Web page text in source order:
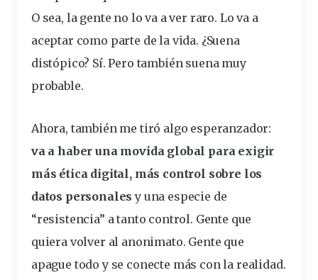
O sea, la gente no lo va a ver raro. Lo va a
aceptar como parte de la vida. ¿Suena
distópico? Sí. Pero también suena muy
probable.
Ahora, también me tiró algo esperanzador:
va a haber una movida global para exigir
más ética digital, más control sobre los
datos personales y una especie de
“resistencia” a tanto control. Gente que
quiera volver al anonimato. Gente que
apague todo y se conecte más con la realidad.